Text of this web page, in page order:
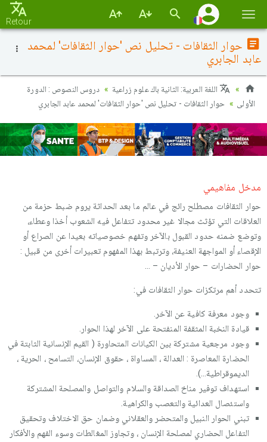
la
Retour
حوار الثقافات - تحليل نص 'حوار الثقافات' لمحمد
عابد الجابري
اللغة العربية: الثانية باك علوم زراعية
دروس النصوص : الدورة
الأولى
حوار الثقافات - تحليل نص 'حوار الثقافات' لمحمد عابد الجابري
مدخل مفاهيمي
حوار الثقافات مصطلح رائج في عالم ما بعد الحداثة يروم ضبط حزمة من
العلاقات التي تؤثث مجالا غير محدود تتفاعل فيه الشعوب أخذا وعطاء،
وتوضع ضمنه حدود القبول بالآخر وتفهم خصوصياته بعيدا عن الصراع أو
الإقصاء أو المواجهة العنيفة، وترتبط بهذا المفهوم تعبيرات أخرى من قبيل :
حوار الحضارات – حوار الأديان – …
تتحدد أهم مرتكزات حوار الثقافات في:
وجود معرفة كافية عن الآخر.
قيادة النخبة المثقفة المنفتحة على الآخر لهذا الحوار.
وجود مرجعية مشتركة بين الكيانات المتحاورة ( القيم الإنسانية الثابتة في
الحضارة المعاصرة : العدالة ، المساواة ، حقوق الإنسان، التسامح ، الحرية ،
الديموقراطية…).
استهداف توفير مناخ الصداقة والسلام والتواصل والمصلحة المشتركة
واستئصال العدائية والتعصب والكراهية.
تبني الحوار النبيل والمتحضر والعقلاني وضمان حق الاختلاف وتحقيق
التفاعل الحضاري لمصلحة الإنسان ، وتجاوز المغالطات وسوء الفهم والأفكار